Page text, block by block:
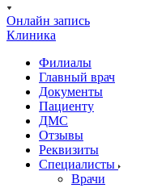
Онлайн запись
Клиника
Филиалы
Главный врач
Документы
Пациенту
ДМС
Отзывы
Реквизиты
Специалисты
Врачи